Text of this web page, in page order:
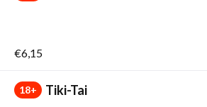
€6,15
18+ Tiki-Tai